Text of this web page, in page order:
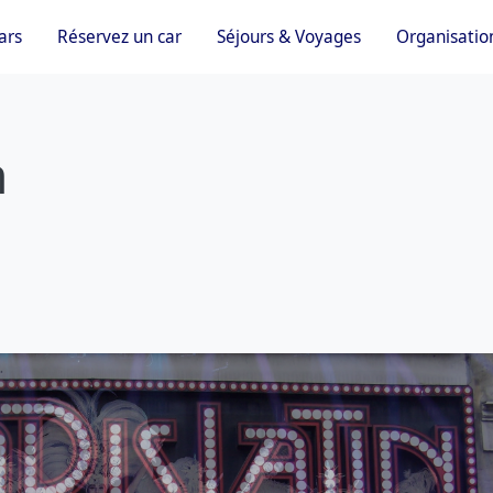
Réservez un car Séjours & Voyages